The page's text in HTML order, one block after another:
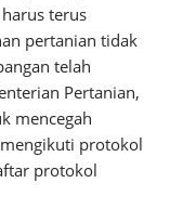
terus
pertanian tidak
telah
Pertanian,
mencegah
protokol
protokol